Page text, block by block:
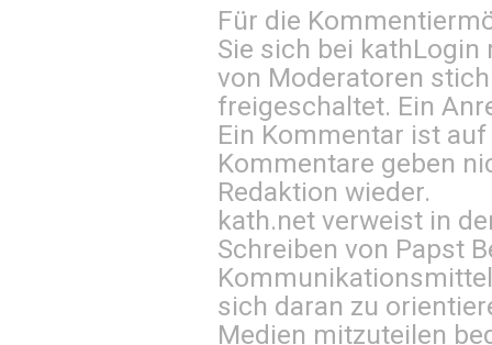
Für die
Sie sich bei kathLogin
von Moderatoren
freigeschaltet. Ein
Ein Kommentar ist
Kommentare geben
Redaktion wieder.
kath.net verweist in
Schreiben von Papst
sich daran zu
Medien mitzuteilen